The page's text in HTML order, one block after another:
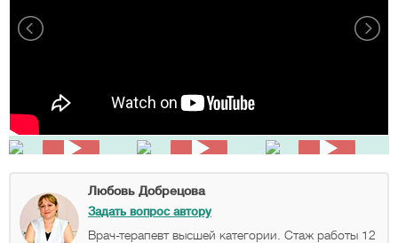
Любовь Добрецова
Задать вопрос автору
Врач-терапевт высшей категории. Стаж работы 12